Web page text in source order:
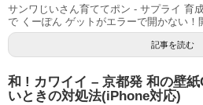
サンワじいさん育ててポン - サプライ 育
で くーぽん ゲットがエラーで開かない！
記事を読む
和 ! カワイイ – 京都発 和の壁
いときの対処法(iPhone対応)